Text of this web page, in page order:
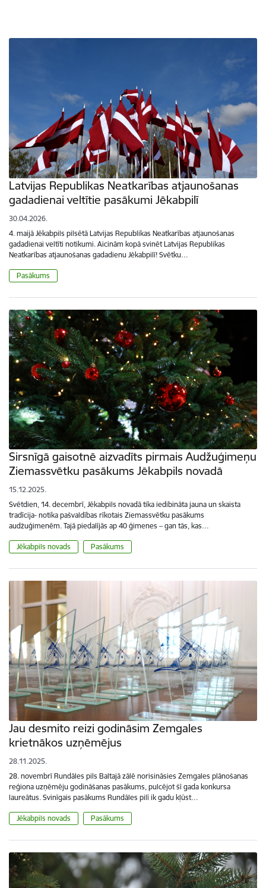
Latvijas Republikas Neatkarības atjaunošanas
gadadienai veltītie pasākumi Jēkabpilī
30.04.2026.
4. maijā Jēkabpils pilsētā Latvijas Republikas Neatkarības atjaunošanas
gadadienai veltīti notikumi. Aicinām kopā svinēt Latvijas Republikas
Neatkarības atjaunošanas gadadienu Jēkabpilī! Svētku…
Pasākums
Sirsnīgā gaisotnē aizvadīts pirmais Audžuģimeņu
Ziemassvētku pasākums Jēkabpils novadā
15.12.2025.
Svētdien, 14. decembrī, Jēkabpils novadā tika iedibināta jauna un skaista
tradīcija- notika pašvaldības rīkotais Ziemassvētku pasākums
audžuģimenēm. Tajā piedalījās ap 40 ģimenes – gan tās, kas…
Jēkabpils novads Pasākums
Jau desmito reizi godināsim Zemgales
krietnākos uzņēmējus
28.11.2025.
28. novembrī Rundāles pils Baltajā zālē norisināsies Zemgales plānošanas
reģiona uzņēmēju godināšanas pasākums, pulcējot šī gada konkursa
laureātus. Svinīgais pasākums Rundāles pilī ik gadu kļūst…
Jēkabpils novads Pasākums